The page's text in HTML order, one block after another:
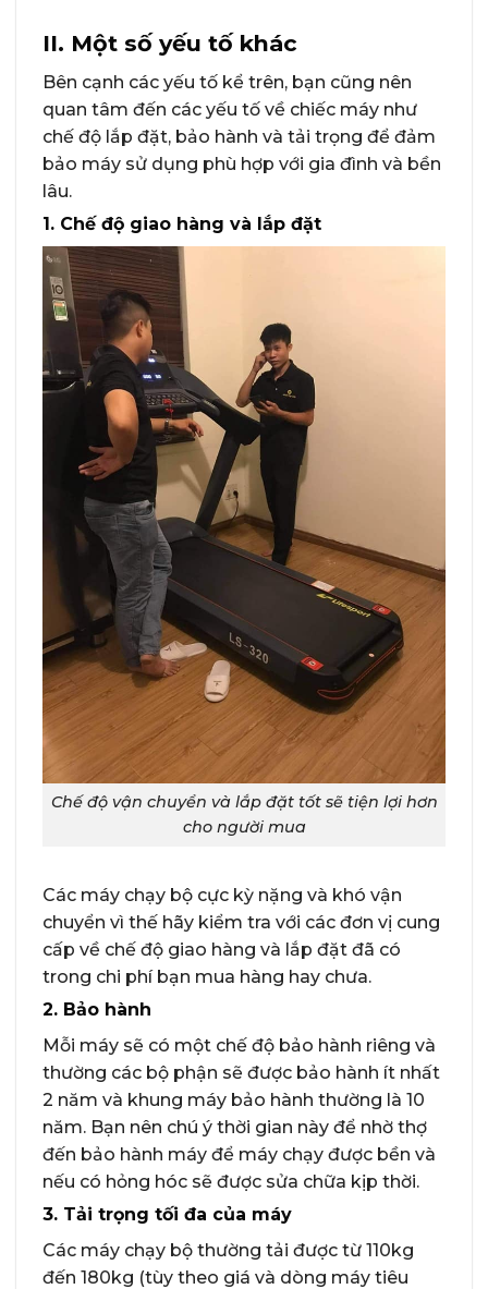
II. Một số yếu tố khác
Bên cạnh các yếu tố kể trên, bạn cũng nên
quan tâm đến các yếu tố về chiếc máy như
chế độ lắp đặt, bảo hành và tải trọng để đảm
bảo máy sử dụng phù hợp với gia đình và bền
lâu.
1. Chế độ giao hàng và lắp đặt
Chế độ vận chuyển và lắp đặt tốt sẽ tiện lợi hơn
cho người mua
Các máy chạy bộ cực kỳ nặng và khó vận
chuyển vì thế hãy kiểm tra với các đơn vị cung
cấp về chế độ giao hàng và lắp đặt đã có
trong chi phí bạn mua hàng hay chưa.
2. Bảo hành
Mỗi máy sẽ có một chế độ bảo hành riêng và
thường các bộ phận sẽ được bảo hành ít nhất
2 năm và khung máy bảo hành thường là 10
năm. Bạn nên chú ý thời gian này để nhờ thợ
đến bảo hành máy để máy chạy được bền và
nếu có hỏng hóc sẽ được sửa chữa kịp thời.
3. Tải trọng tối đa của máy
Các máy chạy bộ thường tải được từ 110kg
đến 180kg (tùy theo giá và dòng máy tiêu